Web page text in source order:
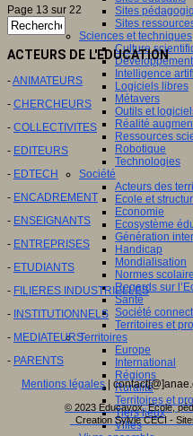
Sites
Sites
Sciences et techniques
Culture
Intelligence
Logiciels libres
Métavers
Outils et
Réalité
Ressources
Robotique
Technologies
Société
Acteurs des
Ecole et
Economie
Ecosystème
Génération
Handicap
Mondialisation
Normes
Regards sur
Santé
Société
Territoires et
Territoires
Europe
International
Régions
Ruralité
Territoires et
Tiers lieux
Villes
Page 13 sur 22
ACTEURS DE L'EDUCATION
-ANIMATEURS
- CHERCHEURS
- COLLECTIVITES
- EDITEURS
- EDTECH
- ENCADREMENT
- ENSEIGNANTS
- ENTREPRISES
- ETUDIANTS
- FILIERES INDUSTRIELLES
- INSTITUTIONNELS
- MEDIATEURS
- PARENTS
Mentions légales|
© 2023 Educavox, Ecole,
Creation Sylvie CECI -